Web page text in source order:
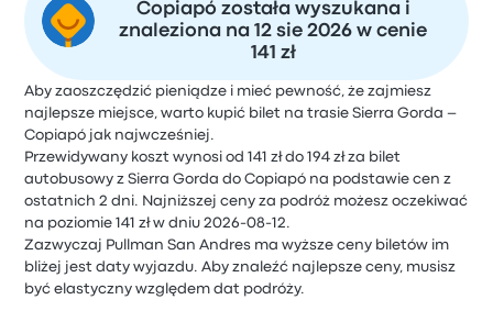
Copiapó została wyszukana i
znaleziona na 12 sie 2026 w cenie
141 zł
Aby zaoszczędzić pieniądze i mieć pewność, że zajmiesz
najlepsze miejsce, warto kupić bilet na trasie Sierra Gorda –
Copiapó jak najwcześniej.
Przewidywany koszt wynosi od 141 zł do 194 zł za bilet
autobusowy z Sierra Gorda do Copiapó na podstawie cen z
ostatnich 2 dni. Najniższej ceny za podróż możesz oczekiwać
na poziomie 141 zł w dniu 2026-08-12.
Zazwyczaj Pullman San Andres ma wyższe ceny biletów im
bliżej jest daty wyjazdu. Aby znaleźć najlepsze ceny, musisz
być elastyczny względem dat podróży.